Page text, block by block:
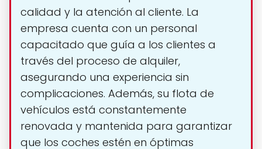
calidad y la atención al cliente. La
empresa cuenta con un personal
capacitado que guía a los clientes a
través del proceso de alquiler,
asegurando una experiencia sin
complicaciones. Además, su flota de
vehículos está constantemente
renovada y mantenida para garantizar
que los coches estén en óptimas